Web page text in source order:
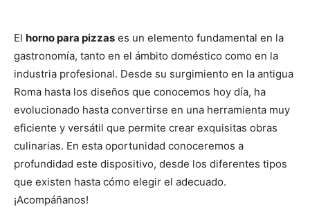
El horno para pizzas es un elemento fundamental en la
gastronomía, tanto en el ámbito doméstico como en la
industria profesional. Desde su surgimiento en la antigua
Roma hasta los diseños que conocemos hoy día, ha
evolucionado hasta convertirse en una herramienta muy
eficiente y versátil que permite crear exquisitas obras
culinarias. En esta oportunidad conoceremos a
profundidad este dispositivo, desde los diferentes tipos
que existen hasta cómo elegir el adecuado.
¡Acompáñanos!